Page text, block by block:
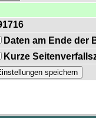
Daten am Ende der
Kurze